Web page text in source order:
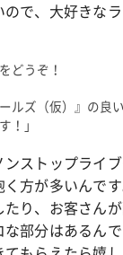
で、大好きな
どうぞ！
ルズ（仮）』の良
！」
ンストップライ
方が多いんで
り、お客さん
部分はあるん